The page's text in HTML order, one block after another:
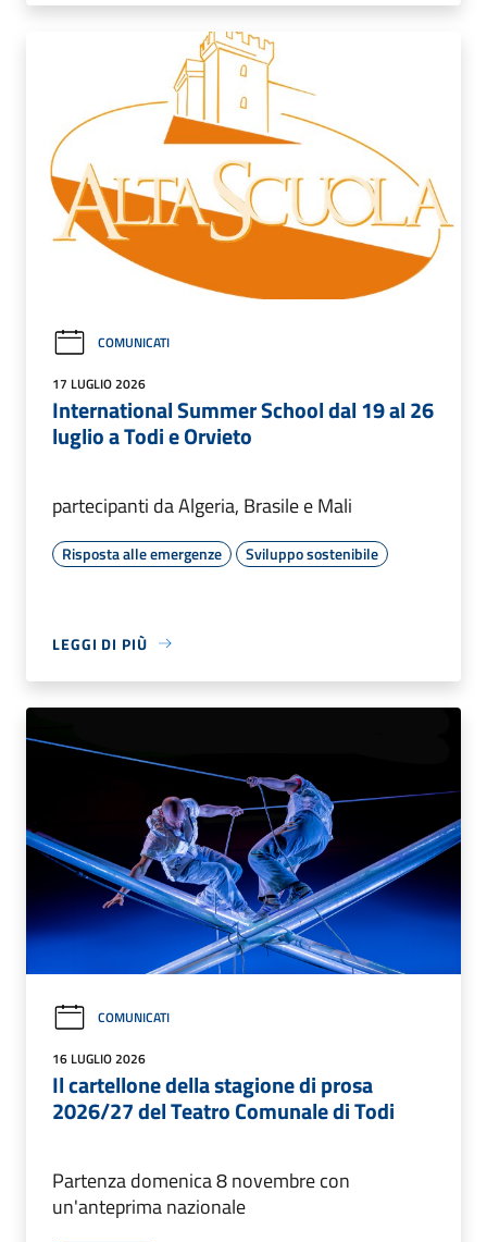
COMUNICATI
17 LUGLIO 2026
International Summer School dal 19 al 26
luglio a Todi e Orvieto
partecipanti da Algeria, Brasile e Mali
Risposta alle emergenze Sviluppo sostenibile
LEGGI DI PIÙ
COMUNICATI
16 LUGLIO 2026
Il cartellone della stagione di prosa
2026/27 del Teatro Comunale di Todi
Partenza domenica 8 novembre con
un'anteprima nazionale